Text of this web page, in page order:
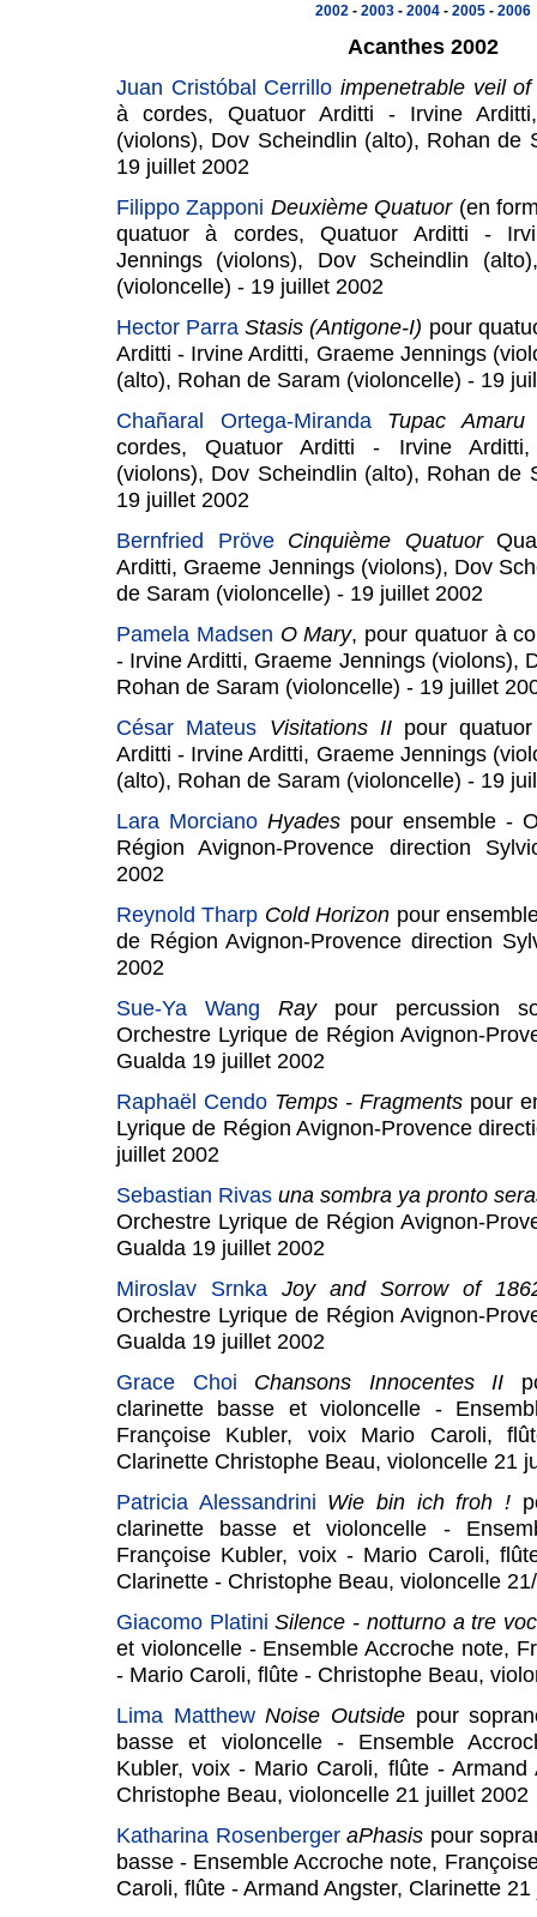
2002 - 2003 - 2004 - 2005 - 2006
Acanthes 2002
Juan Cristóbal Cerrillo impenetrable veil
à cordes, Quatuor Arditti - Irvine
(violons), Dov Scheindlin (alto), Rohan de
19 juillet 2002
Filippo Zapponi Deuxième Quatuor (en
quatuor à cordes, Quatuor Arditti -
Jennings (violons), Dov Scheindlin
(violoncelle) - 19 juillet 2002
Hector Parra Stasis (Antigone-I) pour
Arditti - Irvine Arditti, Graeme Jennings
(alto), Rohan de Saram (violoncelle) - 19
Chañaral Ortega-Miranda Tupac
cordes, Quatuor Arditti - Irvine Arditti,
(violons), Dov Scheindlin (alto), Rohan de
19 juillet 2002
Bernfried Pröve Cinquième Quatuor
Arditti, Graeme Jennings (violons), Dov
de Saram (violoncelle) - 19 juillet 2002
Pamela Madsen O Mary, pour quatuor à
- Irvine Arditti, Graeme Jennings (violons),
Rohan de Saram (violoncelle) - 19 juillet
César Mateus Visitations II pour
Arditti - Irvine Arditti, Graeme Jennings
(alto), Rohan de Saram (violoncelle) - 19
Lara Morciano Hyades pour ensemble -
Région Avignon-Provence direction
2002
Reynold Tharp Cold Horizon pour
de Région Avignon-Provence direction
2002
Sue-Ya Wang
Ray pour percussion
Orchestre Lyrique de Région Avignon-
Gualda 19 juillet 2002
Raphaël Cendo Temps - Fragments pour
Lyrique de Région Avignon-Provence
juillet 2002
Sebastian Rivas una sombra ya pronto
Orchestre Lyrique de Région Avignon-
Gualda 19 juillet 2002
Miroslav Srnka Joy and Sorrow of
Orchestre Lyrique de Région Avignon-
Gualda 19 juillet 2002
Grace Choi
Chansons Innocentes II
clarinette basse et violoncelle -
Françoise Kubler, voix Mario Caroli,
Clarinette Christophe Beau, violoncelle 21
Patricia Alessandrini Wie bin ich froh !
clarinette basse et violoncelle -
Françoise Kubler, voix - Mario Caroli,
Clarinette - Christophe Beau, violoncelle
Giacomo Platini Silence - notturno a tre
et violoncelle - Ensemble Accroche note,
- Mario Caroli, flûte - Christophe Beau,
Lima MatthewNoise Outside pour
basse et violoncelle - Ensemble
Kubler, voix - Mario Caroli, flûte - Armand
Christophe Beau, violoncelle 21 juillet 2002
Katharina Rosenberger aPhasis pour
basse - Ensemble Accroche note,
Caroli, flûte - Armand Angster, Clarinette